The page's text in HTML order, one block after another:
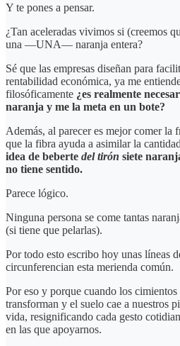
Y te pones a pensar.
¿Tan aceleradas vivimos si (creemos
una —UNA— naranja entera?
Sé que las empresas diseñan para
rentabilidad económica, ya me
filosóficamente ¿es realmente
naranja y me la meta en un bote?
Además, al parecer es mejor comer la
que la fibra ayuda a asimilar la
idea de beberte del tirón siete
no tiene sentido.
Parece lógico.
Ninguna persona se come tantas
(si tiene que pelarlas).
Por todo esto escribo hoy unas líneas
circunferencian esta merienda común.
Por eso y porque cuando los cimientos
transforman y el suelo cae a nuestros
vida, resignificando cada gesto
en las que apoyarnos.